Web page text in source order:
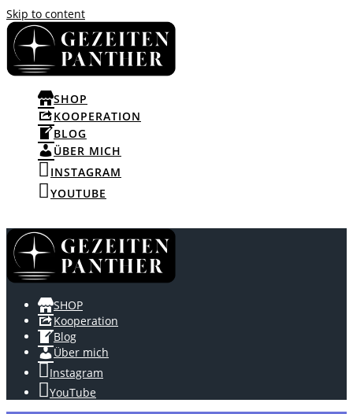
Skip to content
SHOP
KOOPERATION
BLOG
ÜBER MICH
INSTAGRAM
YOUTUBE
SHOP
Kooperation
Blog
Über mich
Instagram
YouTube